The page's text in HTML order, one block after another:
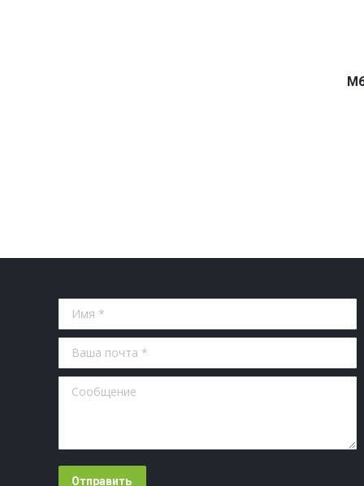
Имя *
Ваша почта *
Сообщение
Отправить